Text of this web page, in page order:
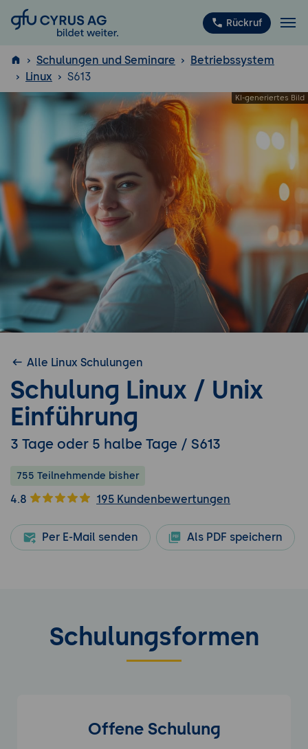
GFU Cyrus AG Rückruf
ISTQB ®
Schulungen und Seminare
Betriebssystem
Linux
S613
Alle Linux Schulungen
Schulung Linux / Unix
Einführung
3 Tage oder 5 halbe Tage / S613
755 Teilnehmende bisher
4.8 195 Kundenbewertungen
Per E-Mail senden Als PDF speichern
Schulungsformen
Offene Schulung